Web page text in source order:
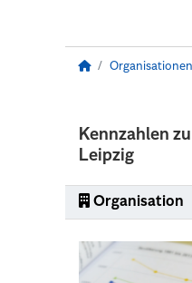
Organisationen
Kennzahlen
Leipzig
Organisation